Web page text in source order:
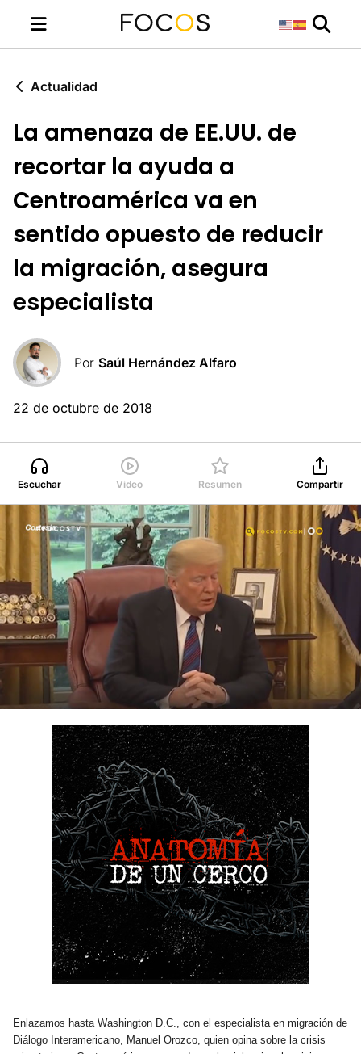
Actualidad
La amenaza de EE.UU. de
recortar la ayuda a
Centroamérica va en
sentido opuesto de reducir
la migración, asegura
especialista
Por Saúl Hernández Alfaro
22 de octubre de 2018
Escuchar Video Resumen Compartir
Enlazamos hasta Washington D.C., con el especialista en migración de
Diálogo Interamericano, Manuel Orozco, quien opina sobre la crisis